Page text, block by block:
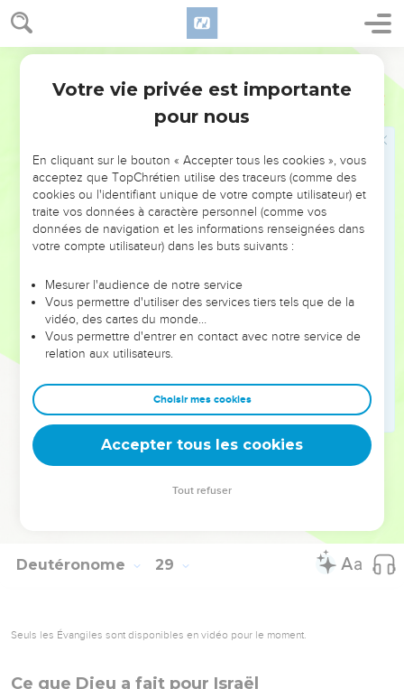
Deutéronome 28
extrémité de la terre à l'autre, et là, tu serviras d'autres dieux
que ni toi ni tes ancêtres n’avez connus, du bois et de la
pierre.
Parmi ces nations, tu ne seras pas tranquille et tu n'auras
pas un lieu de repos pour la plante de tes pieds. L'Eternel te
donnera un cœur inquiet, des yeux affaiblis, une âme
découragée.
Ta vie sera comme suspendue à un fil devant toi, tu
trembleras la nuit et le jour, tu n’auras pas confiance dans
l’existence.
A cause de la frayeur qui remplira ton cœur et du
seulement c’était le soir !’et tu diras le soir : ‘Si seulement
c’était le matin !’
L'Eternel te ramènera par bateaux en Egypte, par le
chemin dont je t'avais dit : ‘Tu ne le reverras plus !’Là, vous
vous vendrez vous-mêmes à vos ennemis comme esclaves
et servantes, et il n'y aura personne pour vous acheter. »
DERNIER DISCOURS DE MOÏSE
Voici les paroles de l'alliance que l'Eternel ordonna à
Deutéronome 29
Seuls les Évangiles sont disponibles en vidéo pour le moment.
Ce que Dieu a fait pour Israël
Votre vie privée est importante
pour nous
En cliquant sur le bouton « Accepter tous les cookies », vous
acceptez que TopChrétien utilise des traceurs (comme des
cookies ou l'identifiant unique de votre compte utilisateur) et
traite vos données à caractère personnel (comme vos
données de navigation et les informations renseignées dans
votre compte utilisateur) dans les buts suivants :
Mesurer l'audience de notre service
Vous permettre d'utiliser des services tiers tels que de la
vidéo, des cartes du monde…
Vous permettre d'entrer en contact avec notre service de
relation aux utilisateurs.
Choisir mes cookies
Accepter tous les cookies
Tout refuser